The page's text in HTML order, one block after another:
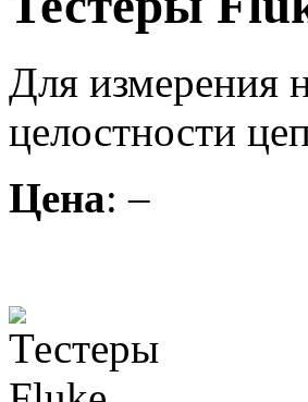
Для измерения
целостности
Цена: –